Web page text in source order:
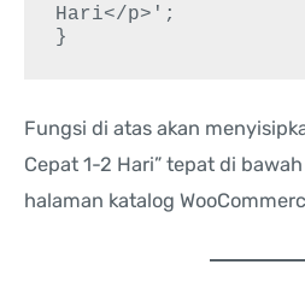
Hari</p>';
Fungsi di atas akan
Cepat 1-2 Hari” tepat di
halaman katalog